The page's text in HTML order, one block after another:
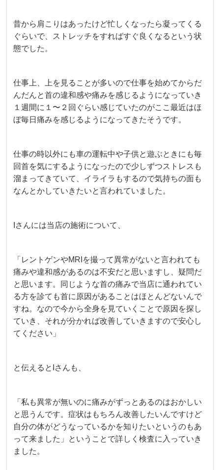
昔から肩こりはあったけど忙しくなったら凝ってくる
ぐらいで、ストレッチをすればすぐ良くなるという状
態でした。
仕事上、上を見ることが多いので仕事を始めてからだ
んだんと首の違和感や痛みを感じるようになっていき
１週間に１〜２回ぐらい感じていたのがここ最近はほ
ぼ毎日痛みを感じるようになってきたそうです。
仕事の時以外にも車の運転中や子供と遊ぶときにも毎
回首を気にするようになったので少しずつストレスも
溜まってきていて、イライラもするので気持ちの面も
なんとかしていきたいと言われていました。
Iさんには当店の施術について、
「レントゲンやMRIを撮って異常がないと言われても
痛みや違和感があるのは不安だと思いますし、疑問だ
と思います。同じような首の痛みで当店に通われてい
る方を診ても首に原因があることはほとんどないんで
すね。なので今から全身を見ていくことで原因を探し
ていき、それが分かれば改善していきますので安心し
てください」
と伝えるとIさんも、
「私も異常が無いのに痛みがずっとあるのはおかしい
と思うんです。症状はもちろん改善したいんですけど
自分の体がどうなっているかを知りたいというのもあ
って来ました」ということで詳しく検査に入っていき
ました。